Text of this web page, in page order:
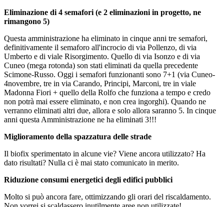
Eliminazione di 4 semafori (e 2 eliminazioni in progetto, ne
rimangono 5)
Questa amministrazione ha eliminato in cinque anni tre semafori,
definitivamente il semaforo all'incrocio di via Pollenzo, di via
Umberto e di viale Risorgimento. Quello di via Isonzo e di via
Cuneo (mega rotonda) son stati eliminati da quella precedente
Scimone-Russo. Oggi i semafori funzionanti sono 7+1 (via Cuneo-
4novembre, tre in via Carando, Principi, Marconi, tre in viale
Madonna Fiori + quello della Rolfo che funziona a tempo e credo
non potrà mai essere eliminato, e non crea ingorghi). Quando ne
verranno eliminati altri due, allora e solo allora saranno 5. In cinque
anni questa Amministrazione ne ha eliminati 3!!!
Miglioramento della spazzatura delle strade
Il biofix sperimentato in alcune vie? Viene ancora utilizzato? Ha
dato risultati? Nulla ci è mai stato comunicato in merito.
Riduzione consumi energetici degli edifici pubblici
Molto si può ancora fare, ottimizzando gli orari del riscaldamento.